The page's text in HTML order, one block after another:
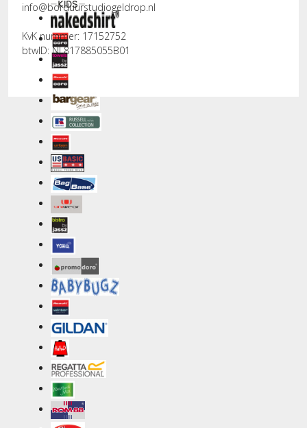
info@borduurstudiogeldrop.nl
KvK nummer: 17152752
btwID: NL817885055B01